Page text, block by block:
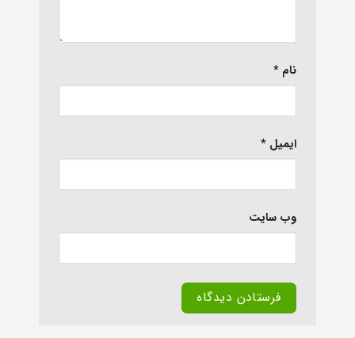
نام *
ایمیل *
وب‌ سایت